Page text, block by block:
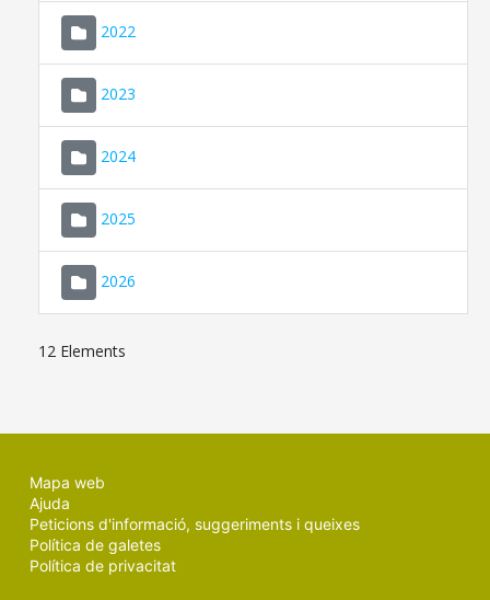
2022
2023
2024
2025
2026
12 Elements
Mapa web
Ajuda
Peticions d'informació, suggeriments i queixes
Política de galetes
Política de privacitat